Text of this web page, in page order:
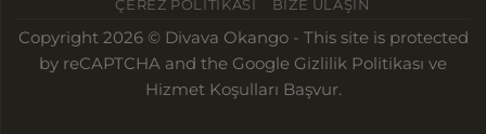
ÇEREZ POLITIKASI BIZE ULAŞIN
Copyright 2026 © Divava Okango - This site is protected
by reCAPTCHA and the Google Gizlilik Politikası ve
Hizmet Koşulları Başvur.